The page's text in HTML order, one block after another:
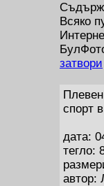
Всяко
затвори
спорт
дата:
тегло:
автор: